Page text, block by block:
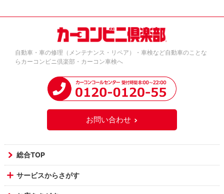
自動車・車の修理（メンテナンス・リペア）・車検など自動車のことな
らカーコンビニ倶楽部・カーコン車検へ
お問い合わせ
総合TOP
サービスからさがす